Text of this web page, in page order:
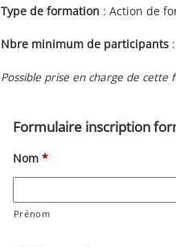
Type de formation : Action de
Nbre minimum de participants:
Possible prise en charge de cette
Formulaire inscription
Nom *
Prénom